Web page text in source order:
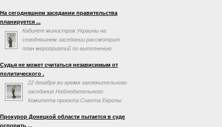
На сегодняшнем заседании правительства
планируется ...
Кабинет министров Украины на
сегодняшнем заседании рассмотрит
план мероприятий по выполнению
Евросоюзом. Об этом говорится в повестке дня
заседания на сайте правительства.
Судья не может считаться независимым от
политического .
22 декабря во время заключительного
заседания Наблюдательного
Комитета проекта Совета Европы
эффективности и профессионализма судебной
Прокурор Донецкой области пытается в суде
оспорить ...